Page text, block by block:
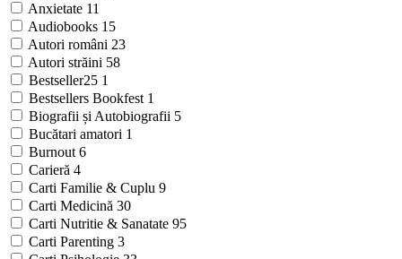
Anxietate 11
Audiobooks 15
Autori români 23
Autori străini 58
Bestseller25 1
Bestsellers Bookfest 1
Biografii și Autobiografii 5
Bucătari amatori 1
Burnout 6
Carieră 4
Carti Familie & Cuplu 9
Carti Medicină 30
Carti Nutritie & Sanatate 95
Carti Parenting 3